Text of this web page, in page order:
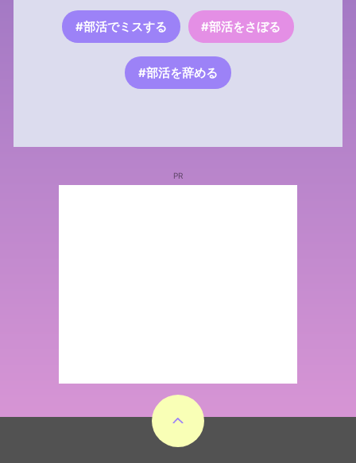
#部活でミスする #部活をさぼる
#部活を辞める